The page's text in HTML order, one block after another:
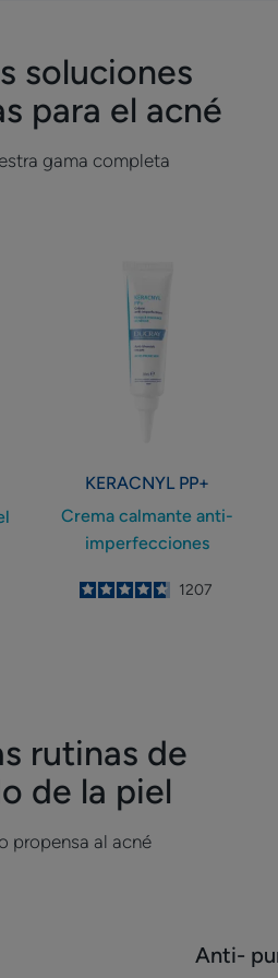
soluciones
para el acné
gama completa
anti-
imperfecciones
KERACNYL PP+
Crema calmante anti-
imperfecciones
4.8
/5
1207
rutinas de
de la piel
propensa al acné
Anti-
Anti-